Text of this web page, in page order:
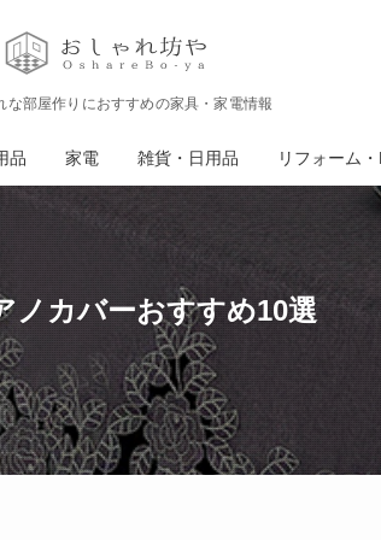
な部屋作りにおすすめの家具・家電情報
品 家電 雑貨・日用品 リフォーム
ノカバーおすすめ10選